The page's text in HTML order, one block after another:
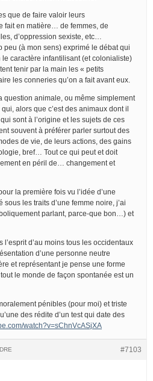
que de faire valoir leurs
fait en matière… de femmes, de
d’oppression sexiste, etc…
peu (à mon sens) exprimé le débat qui
caractère infantilisant (et colonialiste)
tenir par la main les « petits
les conneries qu’on a fait avant eux.
question animale, ou même simplement
alors que c’est des animaux dont il
sont à l’origine et les sujets de ces
souvent à préférer parler surtout des
de vie, de leurs actions, des gains
bref… Tout ce qui peut et doit
en péril de… changement et
la première fois vu l’idée d’une
les traits d’une femme noire, j’ai
parlant, parce-que bon…) et
l’esprit d’au moins tous les occidentaux
d’une personne neutre
et représentant je pense une forme
le monde de façon spontanée est un
pénibles (pour moi) et triste
des rédite d’un test qui date des
watch?v=sChnVcASjXA
#7103